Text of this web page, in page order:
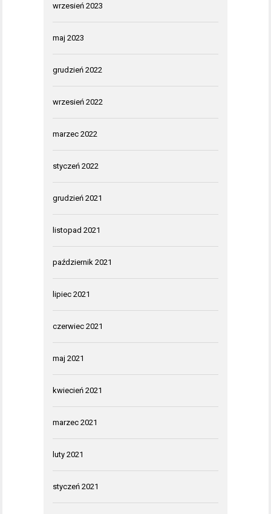
wrzesień 2023
maj 2023
grudzień 2022
wrzesień 2022
marzec 2022
styczeń 2022
grudzień 2021
listopad 2021
październik 2021
lipiec 2021
czerwiec 2021
maj 2021
kwiecień 2021
marzec 2021
luty 2021
styczeń 2021